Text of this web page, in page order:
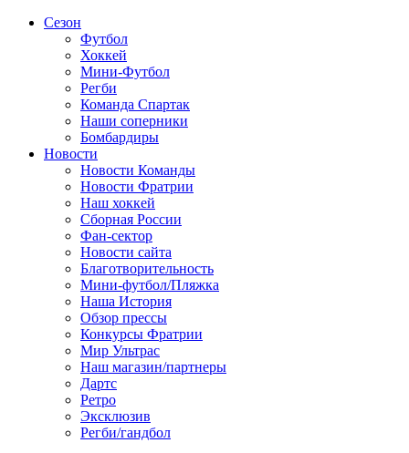
Сезон
Футбол
Хоккей
Мини-Футбол
Регби
Команда Спартак
Наши соперники
Бомбардиры
Новости
Новости Команды
Новости Фратрии
Наш хоккей
Сборная России
Фан-cектор
Новости сайта
Благотворительность
Мини-футбол/Пляжка
Наша История
Обзор прессы
Конкурсы Фратрии
Мир Ультрас
Наш магазин/партнеры
Дартс
Ретро
Эксклюзив
Регби/гандбол